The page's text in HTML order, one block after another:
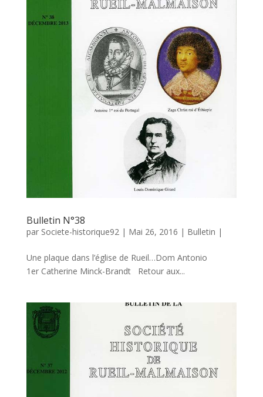
Bulletin N°38
par Societe-historique92| Mai 26, 2016 | Bulletin |
Une plaque dans l’église de Rueil…Dom Antonio
1er Catherine Minck-Brandt Retour aux...